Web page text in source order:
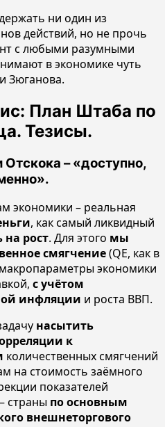
ни один из
действий, но не прочь
с любыми разумными
в экономике чуть
Зюганова.
План Штаба по
Тезисы.
Отскока – «доступно,
экономики – реальная
, как самый ликвидный
рост. Для этого мы
смягчение(QE, как в
экономики
с учётом
инфляции и роста ВВП.
насытить
к
количественных смягчений
на стоимость заёмного
показателей
страны по основным
внешнеторгового